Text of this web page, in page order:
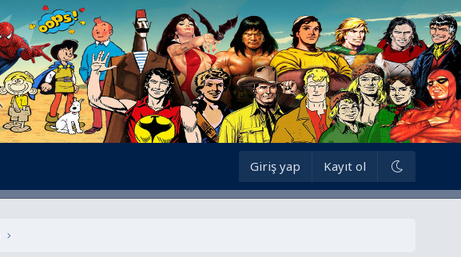
Giriş yap Kayıt ol